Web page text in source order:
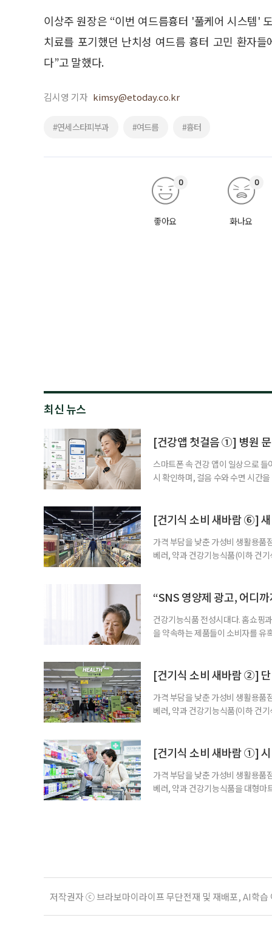
이상주 원장은 “이번 여드름흉터 '풀케어 시스템'
치료를 포기했던 난치성 여드름 흉터 고민 환자
다”고 말했다.
김시영 기자 kimsy@etoday.co.kr
#연세스타피부과 #여드름 #흉터
좋아요
0
화나요
0
최신 뉴스
[건강앱 첫걸음 ①] 병원 문
스마트폰 속 건강 앱이 일상으로
시 확인하며, 걸음 수와 수면 시간
워치나 운동 앱을 먼저 떠올리기
[건기식 소비 새바람 ⑥] 새
가격 부담을 낮춘 가성비 생활용품
베러, 약과 건강기능식품(이하 건
용하면 좋을지 현장을 직접 방문해
“SNS 영양제 광고, 어디
건강기능식품 전성시대다. 홈쇼핑
을 약속하는 제품들이 소비자를 유
황 프로젝트’가 SNS를 중심으로
[건기식 소비 새바람 ②]
가격 부담을 낮춘 가성비 생활용품
베러, 약과 건강기능식품(이하 건
용하면 좋을지 현장을 직접 방문해
[건기식 소비 새바람 ①]
가격 부담을 낮춘 가성비 생활용품
베러, 약과 건강기능식품을 대형마
저작권자 ⓒ 브라보마이라이프 무단전재 및 재배포, AI학습